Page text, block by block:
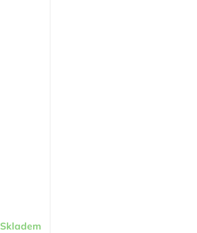
Skladem